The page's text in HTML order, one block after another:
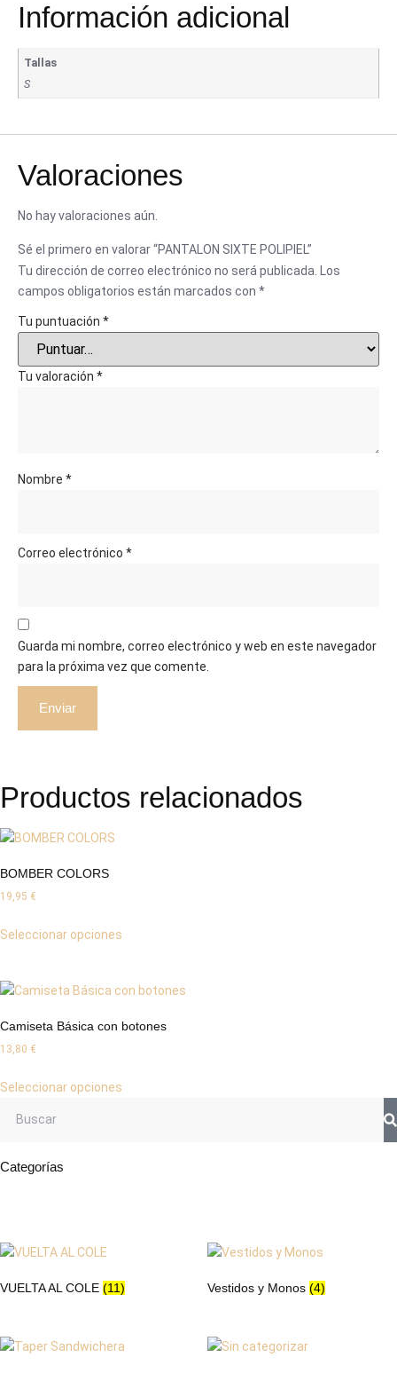
Información adicional
Tallas
S
Valoraciones
No hay valoraciones aún.
Sé el primero en valorar “PANTALON SIXTE POLIPIEL”
Tu dirección de correo electrónico no será publicada.
Los
campos obligatorios están marcados con *
Tu puntuación *
Tu valoración *
Nombre *
Correo electrónico *
Guarda mi nombre, correo electrónico y web en este navegador
para la próxima vez que comente.
Productos relacionados
BOMBER COLORS
19,95 €
Seleccionar opciones
Camiseta Básica con botones
13,80 €
Seleccionar opciones
Categorías
VUELTA AL COLE (11) Vestidos y Monos (4)